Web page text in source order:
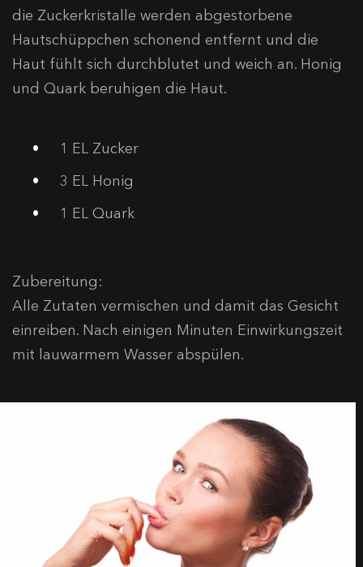
die Zuckerkristalle werden abgestorbene
Hautschüppchen schonend entfernt und die
Haut fühlt sich durchblutet und weich an. Honig
und Quark beruhigen die Haut.
1 EL Zucker
3 EL Honig
1 EL Quark
Zubereitung:
Alle Zutaten vermischen und damit das Gesicht
einreiben. Nach einigen Minuten Einwirkungszeit
mit lauwarmem Wasser abspülen.